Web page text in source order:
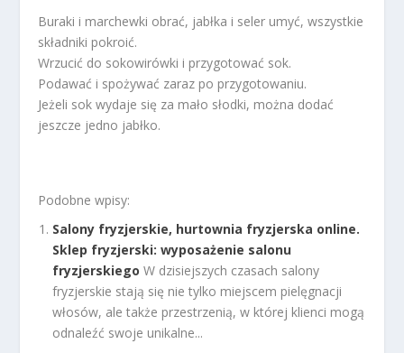
Buraki i marchewki obrać, jabłka i seler umyć, wszystkie
składniki pokroić.
Wrzucić do sokowirówki i przygotować sok.
Podawać i spożywać zaraz po przygotowaniu.
Jeżeli sok wydaje się za mało słodki, można dodać
jeszcze jedno jabłko.
Podobne wpisy:
Salony fryzjerskie, hurtownia fryzjerska online.
Sklep fryzjerski: wyposażenie salonu
fryzjerskiego W dzisiejszych czasach salony
fryzjerskie stają się nie tylko miejscem pielęgnacji
włosów, ale także przestrzenią, w której klienci mogą
odnaleźć swoje unikalne...